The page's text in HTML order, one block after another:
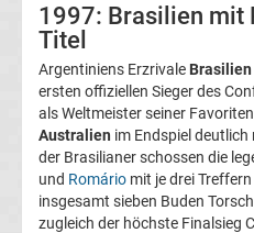
Ronaldo
Europapokal
der
1997: Brasilien mit
Titel
Argentiniens Erzrivale Brasilien
ersten offiziellen Sieger des
als Weltmeister seiner
Australien im Endspiel deutlich
der Brasilianer schossen die
und Romário mit je drei
insgesamt sieben Buden
zugleich der höchste Finalsieg